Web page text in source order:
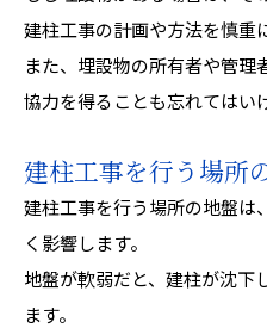
建柱工事の計画や方法を慎重
また、埋設物の所有者や管理
協力を得ることも忘れてはい
建柱工事を行う場所
建柱工事を行う場所の地盤は
く影響します。
地盤が軟弱だと、建柱が沈下
ます。